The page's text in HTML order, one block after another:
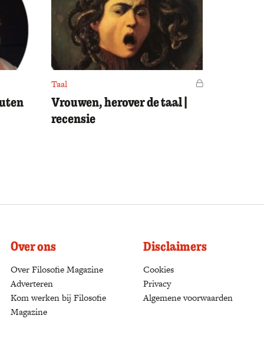
Taal Voor leden
Vrouwen, herover de taal |
recensie
Over ons
Over Filosofie Magazine
Adverteren
Kom werken bij Filosofie
Magazine
Disclaimers
Cookies
Privacy
Algemene voorwaarden